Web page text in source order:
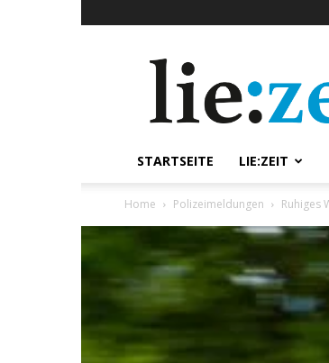
STARTSEITE LIE:ZEIT
Home Polizeimeldungen Ruhiges